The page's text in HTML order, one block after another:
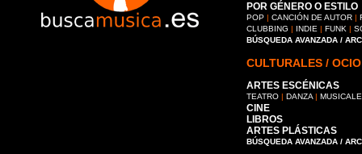
POR GÉNERO O ESTILO
POP | CANCIÓN DE AUTOR |
CLUBBING | INDIE | FUNK |
BÚSQUEDA AVANZADA /
CULTURALES / OCIO
ARTES ESCÉNICAS
TEATRO | DANZA |
CINE
LIBROS
ARTES PLÁSTICAS
BÚSQUEDA AVANZADA /